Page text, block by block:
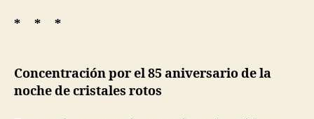
* * *
Concentración por el 85 aniversario de la
noche de cristales rotos